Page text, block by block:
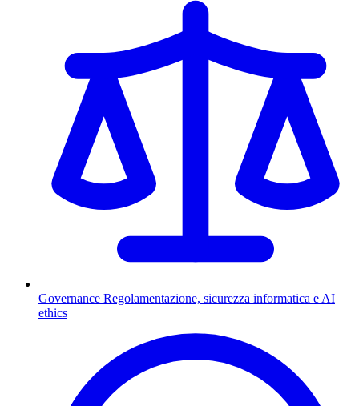
Governance Regolamentazione, sicurezza informatica e AI
ethics